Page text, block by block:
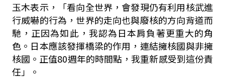
玉木表示，「看向全世界，會發現仍有利用核武進
行威嚇的行為，世界的走向也與廢核的方向背道而
馳，正因為如此，我認為日本肩負著更重大的角
色。日本應該發揮橋梁的作用，連結擁核國與非擁
核國。正值80週年的時間點，我重新感受到這份責
任」。